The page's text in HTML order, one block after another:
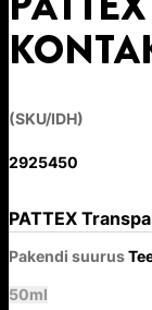
(SKU/IDH)
2925450
PATTEX
Pakendi suurus
50ml